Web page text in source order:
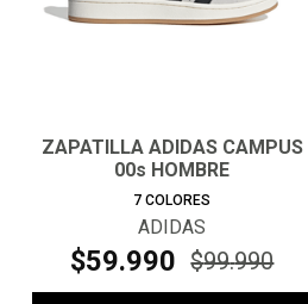
ZAPATILLA ADIDAS CAMPUS
00s HOMBRE
7 COLORES
ADIDAS
$59.990 $99.990